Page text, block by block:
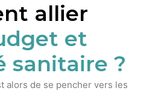
allier
et
sanitaire ?
alors de se pencher vers les